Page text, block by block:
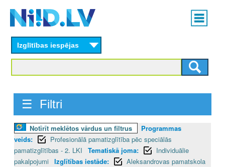
content
Main
menu
Izglītības iespējas
☰ Filtri
Notīrīt meklētos vārdus un filtrus
Programmas
veids:
Profesionālā pamatizglītība pēc speciālās
pamatizglītības - 2. LKI
Tematiskā joma:
Individuālie
pakalpojumi
Izglītības iestāde: Aleksandrovas pamatskola